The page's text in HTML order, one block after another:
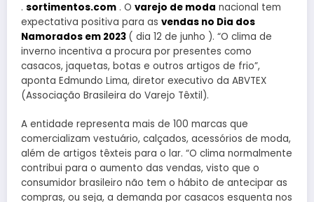
. sortimentos.com . O varejo de moda nacional tem
expectativa positiva para as vendas no Dia dos
Namorados em 2023 ( dia 12 de junho ). “O clima de
inverno incentiva a procura por presentes como
casacos, jaquetas, botas e outros artigos de frio”,
aponta Edmundo Lima, diretor executivo da ABVTEX
(Associação Brasileira do Varejo Têxtil).
A entidade representa mais de 100 marcas que
comercializam vestuário, calçados, acessórios de moda,
além de artigos têxteis para o lar. “O clima normalmente
contribui para o aumento das vendas, visto que o
consumidor brasileiro não tem o hábito de antecipar as
compras, ou seja, a demanda por casacos esquenta nos